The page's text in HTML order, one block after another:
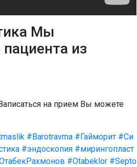
Мы
из
на прием Вы можете
#Barotravma #Гайморит #Си
#эндоскопия #мирингопласт
#Otabeklor #Septo